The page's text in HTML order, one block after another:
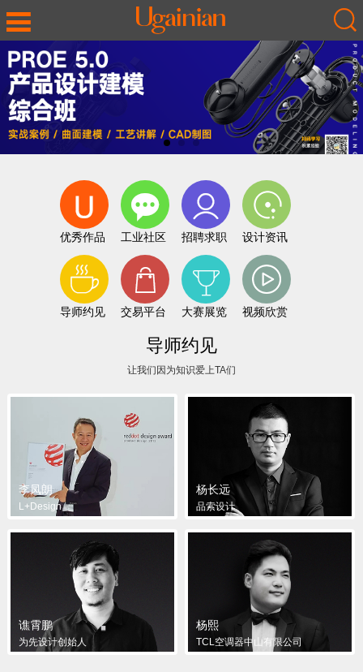
优秀作品 工业社区 招聘求职 设计资讯
导师约见 交易平台 大赛展览 视频欣赏
导师约见
让我们因为知识爱上TA们
李凤朗
L+Design
杨长远
品索设计
谯霄鹏
为先设计创始人
杨熙
TCL空调器中山有限公司